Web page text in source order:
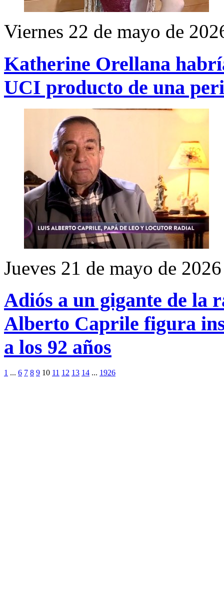
Viernes 22 de mayo de
Katherine Orellana
UCI producto de una
Jueves 21 de mayo de 2026
Adiós a un gigante de la
Alberto Caprile figura
a los 92 años
1 ... 6 7 8 9 10 11 12 13 14 ... 1926